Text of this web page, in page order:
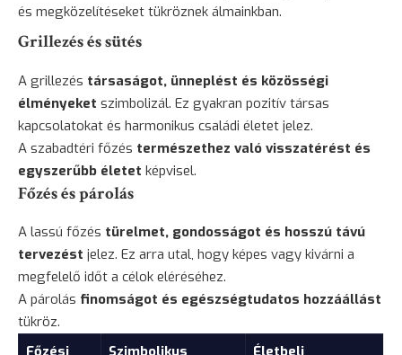
és megközelítéseket tükröznek álmainkban.
Grillezés és sütés
A grillezés társaságot, ünneplést és közösségi
élményeket szimbolizál. Ez gyakran pozitív társas
kapcsolatokat és harmonikus családi életet jelez.
A szabadtéri főzés természethez való visszatérést és
egyszerűbb életet képvisel.
Főzés és párolás
A lassú főzés türelmet, gondosságot és hosszú távú
tervezést jelez. Ez arra utal, hogy képes vagy kivárni a
megfelelő időt a célok eléréséhez.
A párolás finomságot és egészségtudatos hozzáállást
tükröz.
Főzési
Szimbolikus Életbeli